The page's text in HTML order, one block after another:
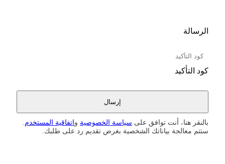
الرسالة
كود التأكيد
بالنقر هنا، أنت توافق على سياسة الخصوصية واتفاقية المستخدم.
ستتم معالجة بياناتك الشخصية بغرض تقديم رد على طلبك.